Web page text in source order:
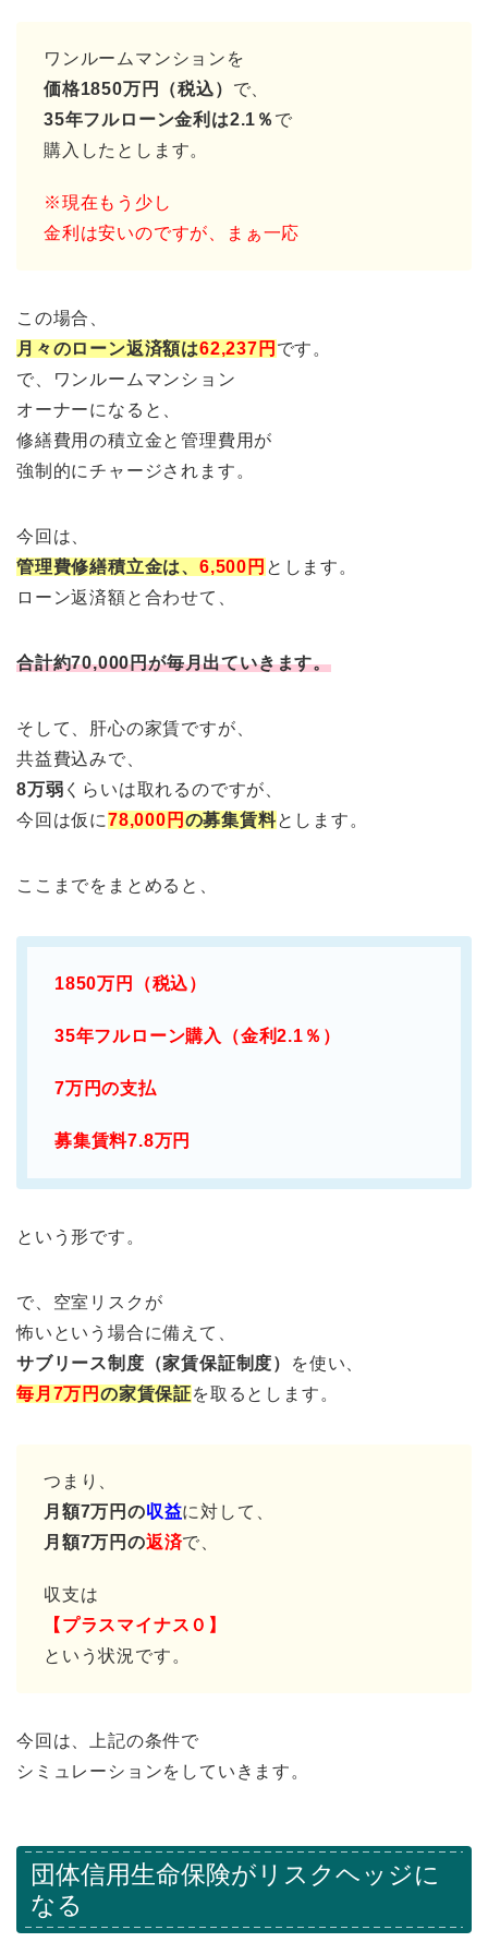
ワンルームマンションを
価格1850万円（税込） で、
35年フルローン金利は2.1％ で
購入したとします。
※現在もう少し
金利は安いのですが、まぁ一応
この場合、
月々のローン返済額は62,237円 です。
で、ワンルームマンション
オーナーになると、
修繕費用の積立金と管理費用が
強制的にチャージされます。
今回は、
管理費修繕積立金は、 6,500円 とします。
ローン返済額と合わせて、
合計約70,000円が毎月出ていきます。
そして、肝心の家賃ですが、
共益費込みで、
8万弱 くらいは取れるのですが、
今回は仮に78,000円 の募集賃料とします。
ここまでをまとめると、
1850万円（税込）
35年フルローン購入（金利2.1％）
7万円の支払
募集賃料7.8万円
という形です。
で、空室リスクが
怖いという場合に備えて、
サブリース制度（家賃保証制度）
を使い、
毎月7万円 の家賃保証を取るとします。
つまり、
月額7万円の収益に対して、
月額7万円の返済で、
収支は
【プラスマイナス０】
という状況です。
今回は、上記の条件で
シミュレーションをしていきます。
団体信用生命保険がリスクヘッジに
なる